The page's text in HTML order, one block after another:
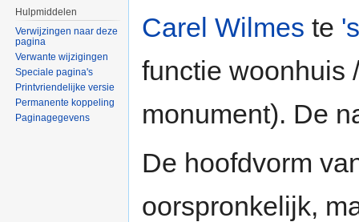
Carel Wilmes te
functie woonhuis
monument). De
De hoofdvorm
oorspronkelijk,
Hulpmiddelen
Verwijzingen naar deze
pagina
Verwante wijzigingen
Speciale pagina's
Printvriendelijke versie
Permanente koppeling
Paginagegevens